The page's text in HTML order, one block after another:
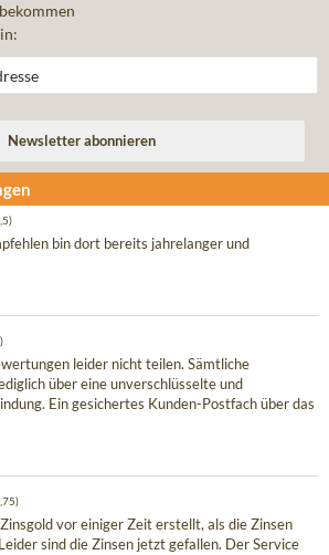
bin dort bereits jahrelanger und
leider nicht teilen. Sämtliche
über eine unverschlüsselte und
Ein gesichertes Kunden-Postfach über das
vor einiger Zeit erstellt, als die Zinsen
sind die Zinsen jetzt gefallen. Der Service